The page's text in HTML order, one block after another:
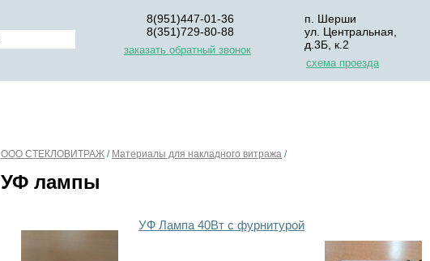
8(951)447-01-36
8(351)729-80-88
заказать обратный звонок
п. Шерши
ул. Центральная,
д.3Б, к.2
схема проезда
ООО СТЕКЛОВИТРАЖ / Материалы для накладного витража /
УФ лампы
УФ Лампа 40Вт с фурнитурой